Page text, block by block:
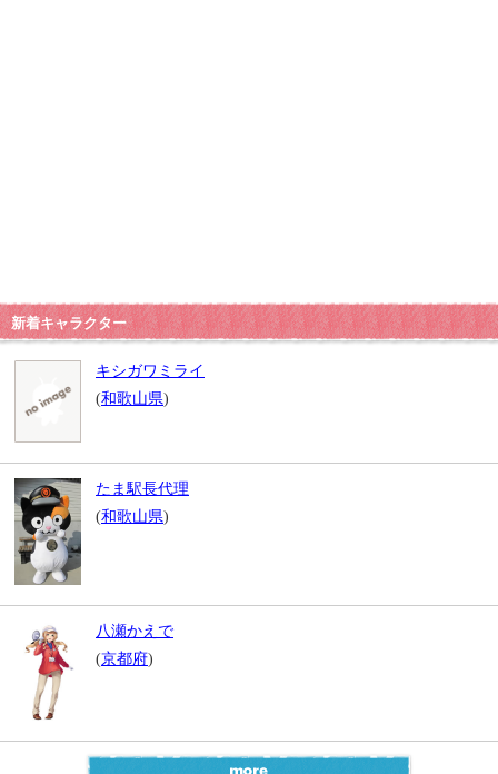
新着キャラクター
キシガワミライ
(和歌山県)
たま駅長代理
(和歌山県)
八瀬かえで
(京都府)